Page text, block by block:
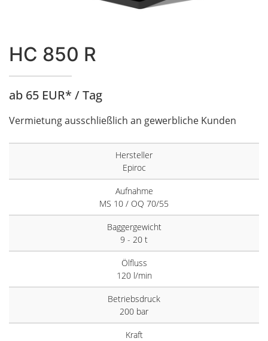
HC 850 R
ab 65 EUR* / Tag
Vermietung ausschließlich an gewerbliche Kunden
Hersteller
Epiroc
Aufnahme
MS 10 / OQ 70/55
Baggergewicht
9 - 20 t
Ölfluss
120 l/min
Betriebsdruck
200 bar
Kraft